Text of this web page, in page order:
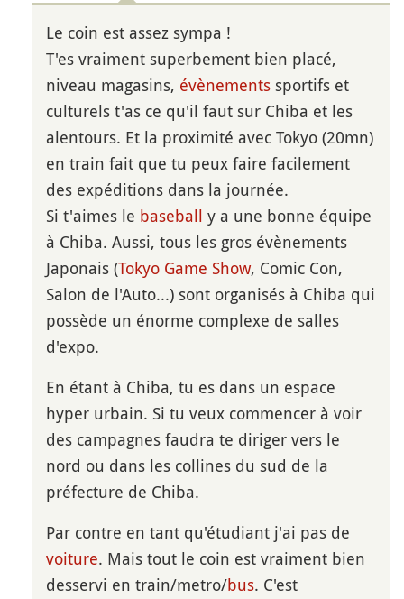
Le coin est assez sympa !
T'es vraiment superbement bien placé,
niveau magasins, évènements sportifs et
culturels t'as ce qu'il faut sur Chiba et les
alentours. Et la proximité avec Tokyo (20mn)
en train fait que tu peux faire facilement
des expéditions dans la journée.
Si t'aimes le baseball y a une bonne équipe
à Chiba. Aussi, tous les gros évènements
Japonais (Tokyo Game Show, Comic Con,
Salon de l'Auto...) sont organisés à Chiba qui
possède un énorme complexe de salles
d'expo.
En étant à Chiba, tu es dans un espace
hyper urbain. Si tu veux commencer à voir
des campagnes faudra te diriger vers le
nord ou dans les collines du sud de la
préfecture de Chiba.
Par contre en tant qu'étudiant j'ai pas de
voiture. Mais tout le coin est vraiment bien
desservi en train/metro/bus. C'est